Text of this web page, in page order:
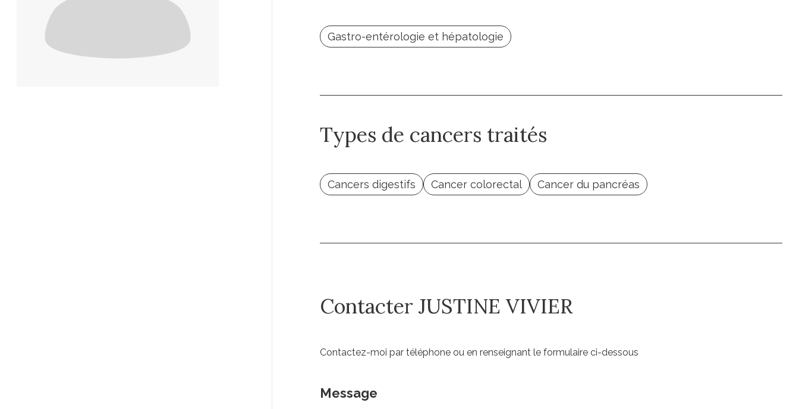
Gastro-entérologie et hépatologie
Types de cancers traités
Cancers digestifs Cancer colorectal Cancer du pancréas
Contacter JUSTINE VIVIER
Contactez-moi par téléphone ou en renseignant le formulaire ci-dessous
Message